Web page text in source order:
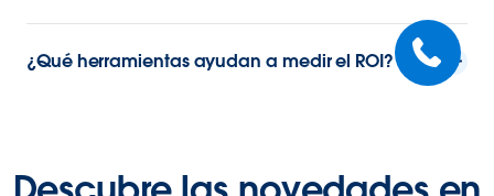
¿Qué herramientas ayudan a medir el ROI?